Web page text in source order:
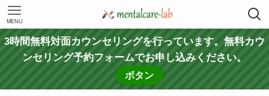
MENU
3時間無料対面カウンセリングを行っています。無料カウ
ンセリング予約フォームでお申し込みください。
ボタン